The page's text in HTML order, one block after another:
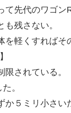
て先代のワゴン
残さない。
軽くすればそ
】
されている。
。
５ミリ小さい